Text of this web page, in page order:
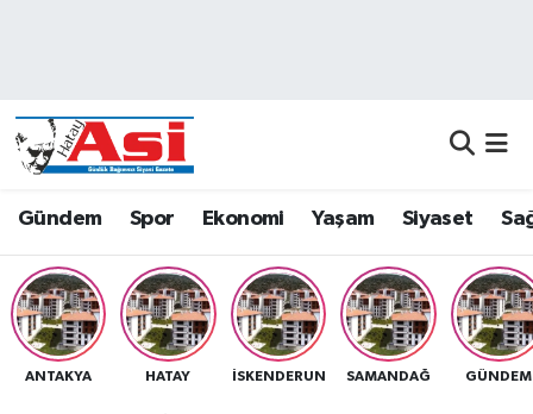
Gündem Spor Ekonomi Yaşam Siyaset
ANTAKYA HATAY İSKENDERUN SAMANDAĞ GÜNDEM
Dünya
Eğitim
Ekonomi
Gündem
Hava Durumu
Namaz Vakitleri
Trafik Durumu
Süper Lig Puan Durumu ve Fikstür